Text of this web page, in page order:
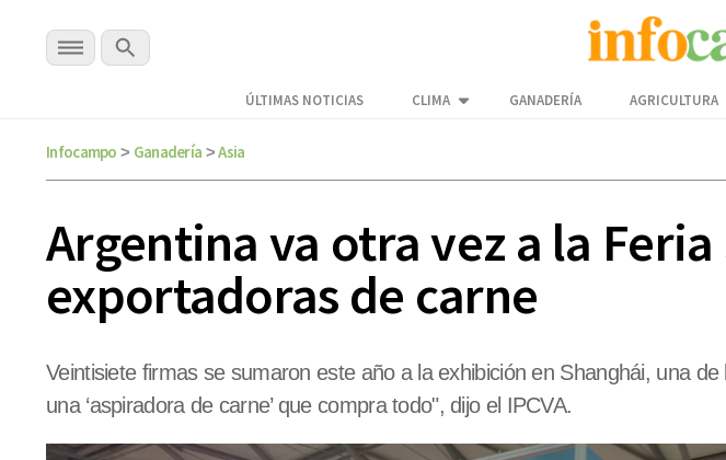
ÚLTIMAS NOTICIAS CLIMA GANADERÍA AGRICULTURA
Infocampo > Ganadería >Asia
Argentina va otra vez a la
exportadoras de carne
Veintisiete firmas se sumaron este año a la exhibición en Shanghái, una
una ‘aspiradora de carne’ que compra todo", dijo el IPCVA.